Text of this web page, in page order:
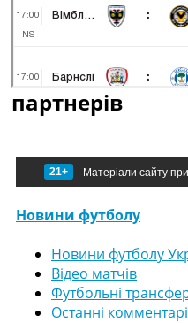
партнерів
21+ Матеріали сайту
Новини футболу
Новини футболу
Відео матчів
Футбольні
Останні комментарі